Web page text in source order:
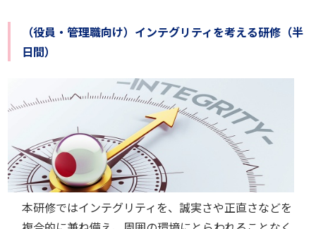
（役員・管理職向け）インテグリティを考える研修（半
日間）
本研修ではインテグリティを、誠実さや正直さなどを